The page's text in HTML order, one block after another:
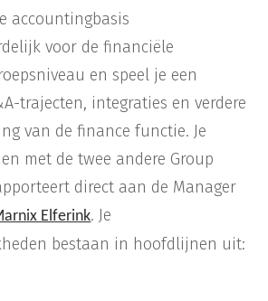
accountingbasis
voor de financiële
en speel je een
trajecten, integraties en verdere
van de finance functie. Je
met de twee andere Group
direct aan de Manager
Elferink. Je
bestaan in hoofdlijnen uit: